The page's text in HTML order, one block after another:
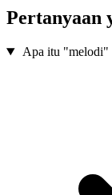
Pertanyaan
Apa itu "melodi"